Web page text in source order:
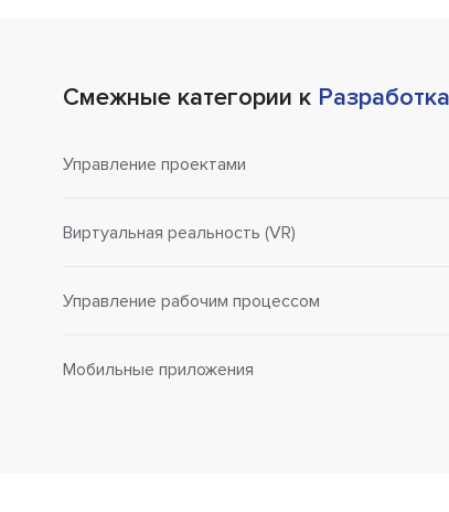
Смежные категории к
Управление проектами
Виртуальная реальность (VR)
Управление рабочим процессом
Мобильные приложения